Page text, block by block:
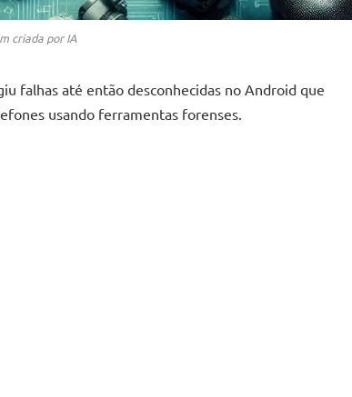
criada por IA
falhas até então desconhecidas no Android que
usando ferramentas forenses.